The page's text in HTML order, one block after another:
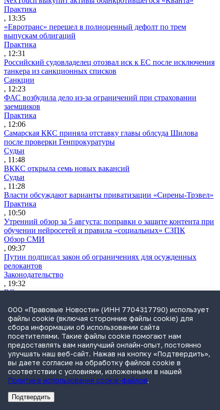
Практика
, 13:35
«Евротранс» перешел в полноценный дефолт по трем
выпускам облигаций
Практика
, 12:31
Российский судовладелец отозвал иск к ЕС после исключения
танкера из санкционных списков
Санкции
, 12:23
ФАС возбудила дело из-за ограничений при страховании
заемщиков
Практика
, 12:06
Самарская ККС приняла отставку главы облсуда Шилова
после проверки Генпрокуратуры
Судьи
, 11:48
ВККС открыла семь новых вакансий
Судьи
, 11:28
Власти обсуждают варианты приватизации «Сирены-Трэвел»
Практика
, 10:50
Утренний обзор за 5 августа: поправки о защите контента при
обучении нейросетей и правила «социальных» СЗПК
Обзор СМИ
, 09:37
Путин подписал закон об ограничениях для осужденных
релокантов
Законодательство
, 19:32
ВС напомнил, что прекращение уголовного дела не
Практика
, 18:02
Путин освободил государство от обязательной оферты
миноритариям при передаче акций
Законодательство
, 17:16
Путин подписал закон о мониторинге цен на продукты по
всей цепочке поставок
Практика
Прокуратура подала иск к структуре группы «Илим» на 1,8
РекламаАдвокатское бюро Санкт-Петербурга «Вертикаль» ИНН 7841290773
ООО «Правовые Новости» (ИНН 7704317790) использует
файлы cookie (включая сторонние файлы cookie) для
сбора информации об использовании сайта
посетителями. Такие файлы cookie помогают нам
предоставлять вам наилучший онлайн-опыт, постоянно
улучшать наш веб-сайт. Нажав на кнопку «Подтвердить»,
вы даете согласие на обработку файлов cookie в
соответствии с условиями, изложенными в нашей
Политике использования cookie-файлов.
Подтвердить